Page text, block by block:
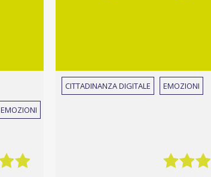
EMOZIONI
CITTADINANZA DIGITALE EMOZIONI